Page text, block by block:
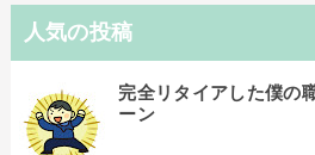
人気の投稿
完全リタイアした僕の
ーン